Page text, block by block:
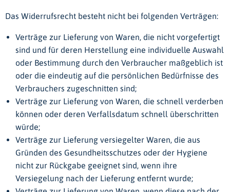
Das Widerrufsrecht besteht nicht bei folgenden Verträgen:
Verträge zur Lieferung von Waren, die nicht vorgefertigt
sind und für deren Herstellung eine individuelle Auswahl
oder Bestimmung durch den Verbraucher maßgeblich ist
oder die eindeutig auf die persönlichen Bedürfnisse des
Verbrauchers zugeschnitten sind;
Verträge zur Lieferung von Waren, die schnell verderben
können oder deren Verfallsdatum schnell überschritten
würde;
Verträge zur Lieferung versiegelter Waren, die aus
Gründen des Gesundheitsschutzes oder der Hygiene
nicht zur Rückgabe geeignet sind, wenn ihre
Versiegelung nach der Lieferung entfernt wurde;